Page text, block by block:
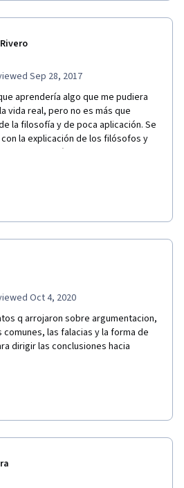
Sep 28, 2017
aprendería algo que me pudiera
vida real, pero no es más que
la filosofía y de poca aplicación. Se
la explicación de los filósofos y
directas o prácticas.
Oct 4, 2020
las falacias y la forma de
dirigir las conclusiones hacia